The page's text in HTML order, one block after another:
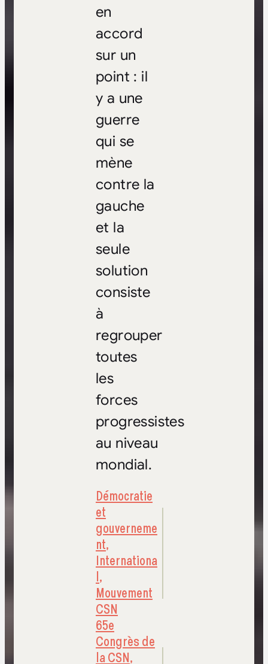
en
accord
sur un
point : il
y a une
guerre
qui se
mène
contre la
gauche
et la
seule
solution
consiste
à
regrouper
toutes
les
forces
progressistes
au niveau
mondial.
Démocratie
et
gouverneme
nt,
Internationa
l,
Mouvement
CSN
65e
Congrès de
la CSN,